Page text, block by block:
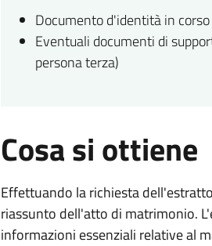
Documento d'identità in
Eventuali documenti di
persona terza)
Cosa si ottiene
Effettuando la richiesta
riassunto dell'atto di matrimonio.
informazioni essenziali relative al